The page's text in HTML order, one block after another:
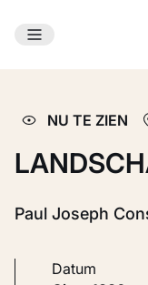
Ga naar
NU TE ZIEN
Paul Joseph
Datum